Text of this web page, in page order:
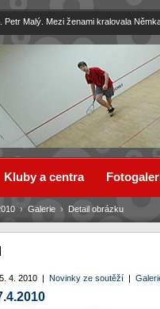
Malý. Mezi ženami kralovala
4. 2010 | Novinky ze soutěží |
› Galerie › Detail obrázku
Kluby a centra